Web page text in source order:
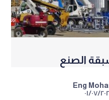
الصنع
Eng
٠٧/٢٠٢٣